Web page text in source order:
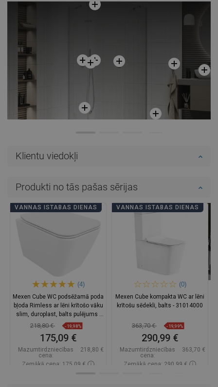
Klientu viedokļi
Produkti no tās pašas sērijas
VANNAS ISTABAS DIENAS
(4)
Mexen Cube WC podsēžamā poda
bļoda Rimless ar lēni krītošo vāku
slim, duroplast, balts pulējums -
30924000
218,80 € -19,98%
175,09 €
Mazumtirdzniecības
cena:
218,80 €
Zemākā cena: 175,09 €
VANNAS ISTABAS DIENAS
(0)
Mexen Cube kompakta WC ar lēni
krītošu sēdekli, balts - 31014000
363,70 € -19,99%
290,99 €
Mazumtirdzniecības
cena:
363,70 €
Zemākā cena: 290,99 €